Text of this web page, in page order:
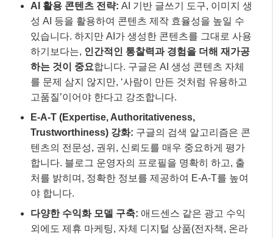
AI 활용 콘텐츠 전략: AI 기반 글쓰기 도구, 이미지 생
성 AI 등을 활용하여 콘텐츠 제작 효율성을 높일 수
있습니다. 하지만 AI가 생성한 콘텐츠를 그대로 사용
하기보다는, 인간적인 통찰력과 경험을 더해 재가공
하는 것이 중요합니다. 구글은 AI 생성 콘텐츠 자체
를 문제 삼지 않지만, ‘사람이 만든 것처럼 유용하고
고품질’이어야 한다고 강조합니다.
E-A-T (Expertise, Authoritativeness,
Trustworthiness) 강화: 구글의 검색 알고리즘은 콘
텐츠의 전문성, 권위, 신뢰도를 매우 중요하게 평가
합니다. 블로그 운영자의 프로필을 명확히 하고, 출
처를 밝히며, 정확한 정보를 제공하여 E-A-T를 높여
야 합니다.
다양한 수익화 모델 구축: 애드센스 같은 광고 수익
외에도 제휴 마케팅, 자체 디지털 상품(전자책, 온라